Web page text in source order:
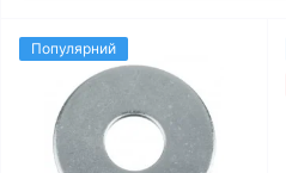
Популярний